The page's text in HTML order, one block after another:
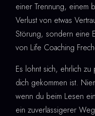
einer Trennung, einem
Verlust von etwas
Störung, sondern eine
von Life Coaching
Es lohnt sich, ehrlich
dich gekommen ist.
wenn du beim Lesen
ein zuverlässigerer